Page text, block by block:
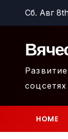
Перейти
Сб. Авг
соцсетях
HOME